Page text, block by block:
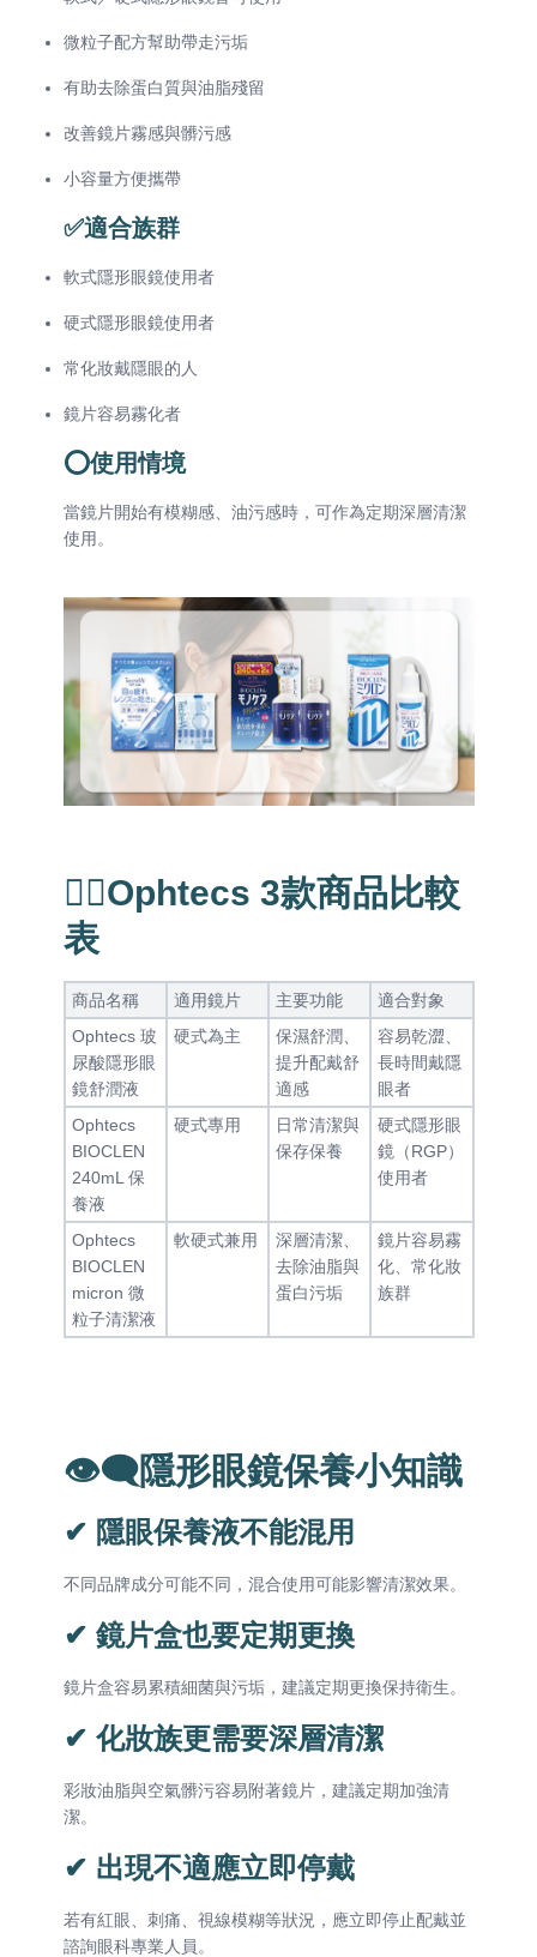
微粒子配方幫助帶走污垢
有助去除蛋白質與油脂殘留
改善鏡片霧感與髒污感
小容量方便攜帶
✅適合族群
軟式隱形眼鏡使用者
硬式隱形眼鏡使用者
常化妝戴隱眼的人
鏡片容易霧化者
⭕使用情境
當鏡片開始有模糊感、油污感時，可作為定期深層清潔
使用。
👉🏻Ophtecs 3款商品比較
表
商品名稱 適用鏡片 主要功能
適合對象
Ophtecs 玻
尿酸隱形眼
鏡舒潤液
硬式為主
保濕舒潤、
提升配戴舒
適感
容易乾澀、
長時間戴隱
眼者
Ophtecs
BIOCLEN
240mL 保
養液
硬式專用
日常清潔與
保存保養
硬式隱形眼
鏡（RGP）
使用者
Ophtecs
BIOCLEN
micron 微
粒子清潔液
軟硬式兼用
深層清潔、
去除油脂與
蛋白污垢
鏡片容易霧
化、常化妝
族群
👁️‍🗨️隱形眼鏡保養小知識
✔ 隱眼保養液不能混用
不同品牌成分可能不同，混合使用可能影響清潔效果。
✔ 鏡片盒也要定期更換
鏡片盒容易累積細菌與污垢，建議定期更換保持衛生。
✔ 化妝族更需要深層清潔
彩妝油脂與空氣髒污容易附著鏡片，建議定期加強清
潔。
✔ 出現不適應立即停戴
若有紅眼、刺痛、視線模糊等狀況，應立即停止配戴並
諮詢眼科專業人員。